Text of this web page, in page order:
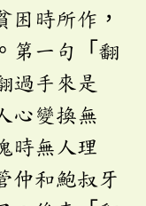
困時所作，
第一句「翻
過手來是
心變換無
時無人理
仲和鮑叔牙